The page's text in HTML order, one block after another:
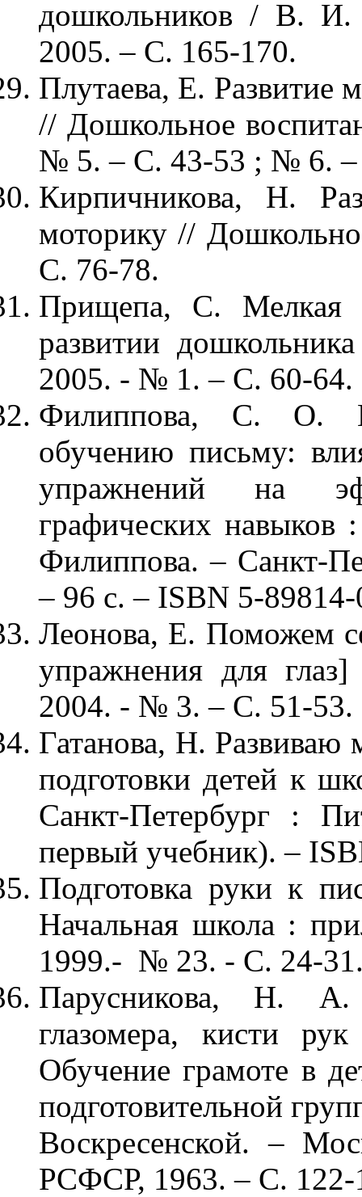
дошкольников / В.
2005. – С. 165-170.
Плутаева, Е. Развитие
// Дошкольное
№ 5. – С. 43-53 ; № 6. –
Кирпичникова, Н.
моторику //
С. 76-78.
Прищепа, С. Мелкая
развитии
2005. - № 1. – С. 60-64.
Филиппова, С. О.
обучению письму:
упражнений на
графических
Филиппова. – Санкт-
– 96 с. – ISBN 5-
Леонова, Е. Поможем
упражнения для
2004. - № 3. – С. 51-53.
Гатанова, Н. Развиваю
подготовки детей к
Санкт-Петербург :
первый учебник). –
Подготовка руки к
Начальная школа :
1999.- № 23. - С. 24-
Парусникова, Н. А.
глазомера, кисти
Обучение грамоте в
подготовительной
Воскресенской. –
РСФСР, 1963. – С. 122-